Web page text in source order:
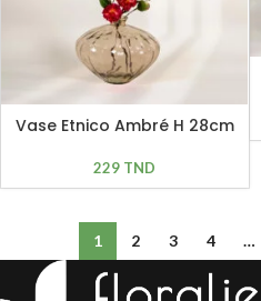
Vase Etnico Ambré H 28cm
229 TND
1 2 3 4 …